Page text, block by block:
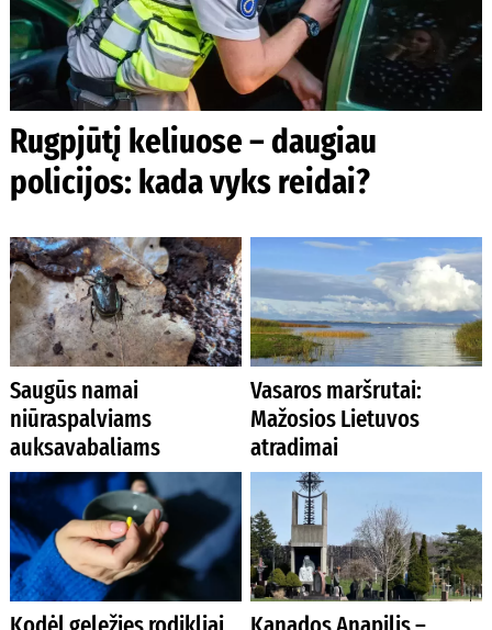
Rugpjūtį keliuose – daugiau
policijos: kada vyks reidai?
Saugūs namai
niūraspalviams
auksavabaliams
Vasaros maršrutai:
Mažosios Lietuvos
atradimai